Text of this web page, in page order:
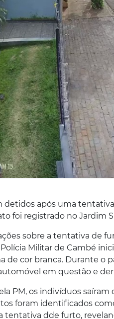
detidos após uma
foi registrado no Jardim
sobre a tentativa de
Polícia Militar de Cambé
de cor branca. Durante o
em questão e
PM, os indivíduos
foram identificados
tentativa dde furto,